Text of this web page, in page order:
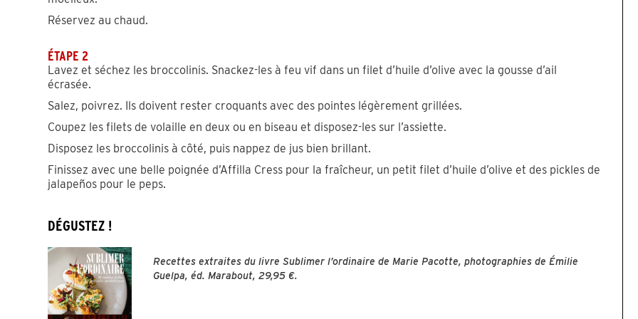
Réservez au chaud.
ÉTAPE 2
Lavez et séchez les broccolinis. Snackez-les à feu vif dans un filet d’huile d’olive avec la gousse d’ail
écrasée.
Salez, poivrez. Ils doivent rester croquants avec des pointes légèrement grillées.
Coupez les filets de volaille en deux ou en biseau et disposez-les sur l’assiette.
Disposez les broccolinis à côté, puis nappez de jus bien brillant.
Finissez avec une belle poignée d’Affilla Cress pour la fraîcheur, un petit filet d’huile d’olive et des pickles de
jalapeños pour le peps.
DÉGUSTEZ !
Recettes extraites du livre Sublimer l’ordinaire de Marie Pacotte, photographies de Émilie
Guelpa, éd. Marabout, 29,95 €.